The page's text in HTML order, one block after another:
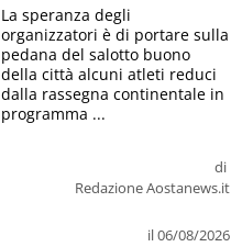
di
Redazione Aostanews.it
il 06/08/2026
La speranza degli
organizzatori è di portare sulla
pedana del salotto buono
della città alcuni atleti reduci
dalla rassegna continentale in
programma ...